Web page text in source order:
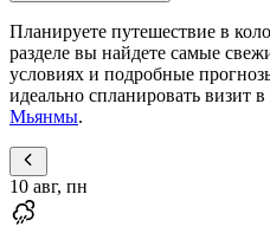
Планируете путешествие в
разделе вы найдете самые
условиях и подробные
идеально спланировать визит
Мьянмы.
10 авг, пн